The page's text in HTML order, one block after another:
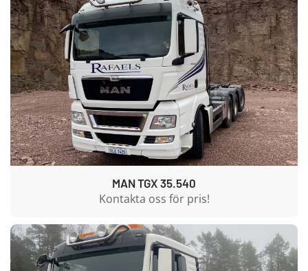
MAN TGX 35.540
Kontakta oss för pris!